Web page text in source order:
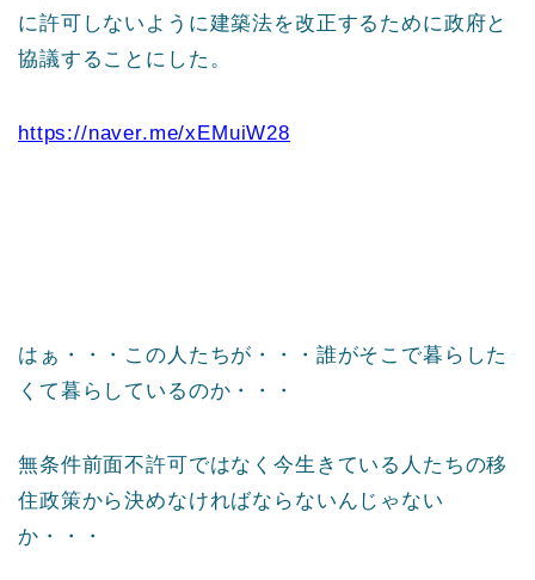
に許可しないように建築法を改正するために政府と
協議することにした。
https://naver.me/xEMuiW28
はぁ・・・この人たちが・・・誰がそこで暮らした
くて暮らしているのか・・・
無条件前面不許可ではなく今生きている人たちの移
住政策から決めなければならないんじゃない
か・・・